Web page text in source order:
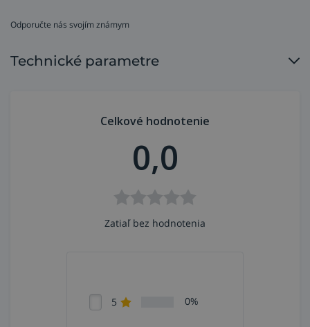
mm).
Odporučte nás svojím známym
Technické parametre
Celkové hodnotenie
0,0
Zatiaľ bez hodnotenia
5 0%